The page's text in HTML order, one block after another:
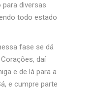
para diversas
todo estado
fase se dá
daí
e de lá para a
e cumpre parte